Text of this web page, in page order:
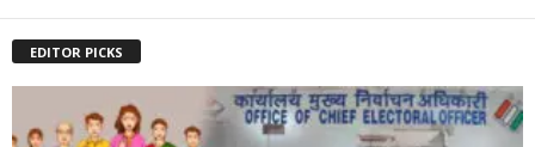
EDITOR PICKS